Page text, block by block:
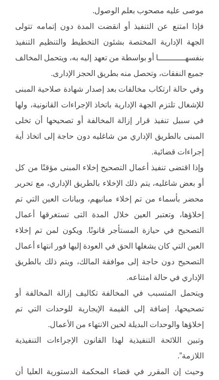
موصى عليه مصحوب بعلم الوصول.
فإذا امتنع عن التنفيذ أو انقضت المدة دون إتمامه تتولى
الجهة الإدارية المختصة بشئون التخطيط والتنظيم التنفيذ
بنفسهـــــــــــا أو بواسطة من تعهد إليه به، ويتحمل المخالف
جميع النفقات، وتحصل منه بطريق الحجز الإدارى.
وفي حالة ارتكاب مخالفات بعد إصدار شهادة صلاحية المبنى
للإشغال تلتزم الجهة الإدارية باتخاذ الإجراءات القانونية، ولها
في سبيل تنفيذ قرار إزالة المخالفة أو تصحيحها أن تخلى
المبنى بالطريق الإداري من شاغليه دون حاجة إلى اتخاذ أية
إجراءات قضائية.
وإذا اقتضى تنفيذ أعمال التصحيح إخلاء المبنى مؤقتًا من كل
أو بعض شاغليه، يتم ذلك الإخلاء بالطريق الإداري، مع تحرير
محضر بأسماء من تم إخلاء مبانيهم، وبيانات العين التي تم
إخلاؤها، وتعتبر العين خلال المدة التى تستغرقها أعمال
التصحيح في حيازة المستأجر قانونًا. ويكون لمن تم إخلاء
العين التي كان يشغلها الحق في العودة إليها فور انتهاء أعمال
التصحيح دون حاجة إلى موافقة المالك، ويتم ذلك بالطريق
الإداري في حالة امتناعه.
ويتحمل المتسبب في المخالفة تكاليف إزالة المخالفة أو
تصحيحها، إضافة إلى القيمة الإيجارية للوحدات التي تم
إخلاؤها والوحدات البديلة لحين الانتهاء من الأعمال.
وتبين اللائحة التنفيذية لهذا القانون الإجراءات التنفيذية
اللازمة”.
وحيث إن المقرر في قضاء المحكمة الدستورية العليا أن